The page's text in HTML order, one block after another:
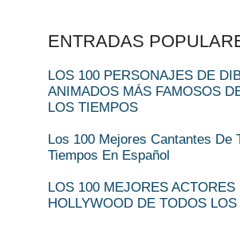
ENTRADAS
LOS 100 PERSONAJES DE
ANIMADOS MÁS FAMOSOS
LOS TIEMPOS
Los 100 Mejores Cantantes De
Tiempos En Español
LOS 100 MEJORES ACTORES
HOLLYWOOD DE TODOS